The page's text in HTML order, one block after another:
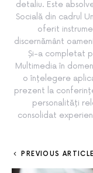
detaliu. Este
Socială din cadrul
oferit
discernământ
Și-a completat
Multimedia în
o înțelegere
prezent la
personalități
consolidat
PREVIOUS ARTICLE